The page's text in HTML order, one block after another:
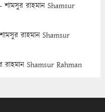
শামসুর রাহমান Shamsur
রাহমান Shamsur
রাহমান Shamsur Rahman